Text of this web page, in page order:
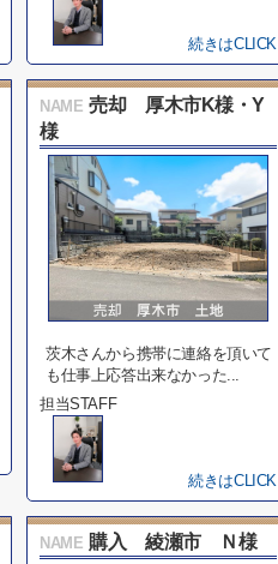
続きはCLICK
NAME 売却 厚木市K様・Y
様
茨木さんから携帯に連絡を頂いて
も仕事上応答出来なかった...
担当STAFF
続きはCLICK
NAME 購入 綾瀬市 Ｎ様